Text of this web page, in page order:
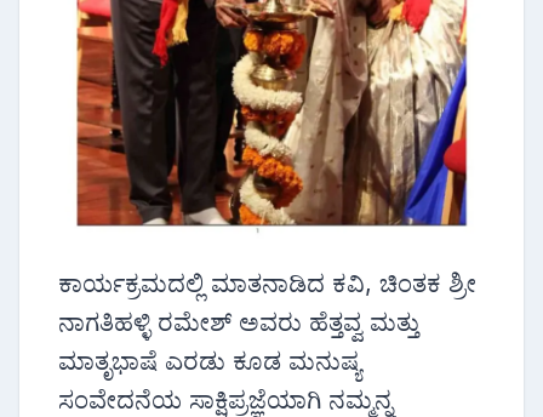
ಕಾರ್ಯಕ್ರಮದಲ್ಲಿ ಮಾತನಾಡಿದ ಕವಿ, ಚಿಂತಕ ಶ್ರೀ
ನಾಗತಿಹಳ್ಳಿ ರಮೇಶ್ ಅವರು ಹೆತ್ತವ್ವ ಮತ್ತು
ಮಾತೃಭಾಷೆ ಎರಡು ಕೂಡ ಮನುಷ್ಯ
ಸಂವೇದನೆಯ ಸಾಕ್ಷಿಪ್ರಜ್ಞೆಯಾಗಿ ನಮ್ಮನ್ನ